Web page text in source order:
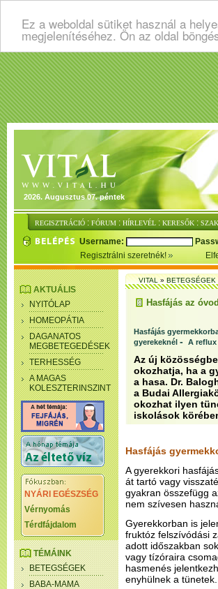
Ez a weboldal sütiket használ a
megjelenítéséhez. Ön az oldal
2026. Augusztus 07. péntek
REGISZTRÁCIÓ : FÓRUM : HÍRLEVÉL : KERESŐK :
Username:
Regisztrálni szeretnék!
AKTUÁLIS
NYITÓLAP
HOMEOPÁTIA
DAGANATOS
MEGBETEGEDÉSEK
TERHESSÉG
A MAGAS
KOLESZTERINSZINT
NYÁRI EGÉSZSÉG
Vérnyomás
Térdfájdalom
TÉMÁINK
BETEGSÉGEK
BABA-MAMA
VITAL»BETEGSÉGEK
Hasfájás az
Hasfájás
gyerekeknél - A reflux
Az új
okozhatja, ha a
a hasa. Dr.
a Budai
okozhat ilyen
iskolások
Hasfájás
A gyerekkori
át tartó vagy
gyakran összefügg
nem szívesen
Gyerekkorban is
fruktóz felszívódási
adott időszakban
vagy tízóraira
hasmenés
enyhülnek a tünetek.